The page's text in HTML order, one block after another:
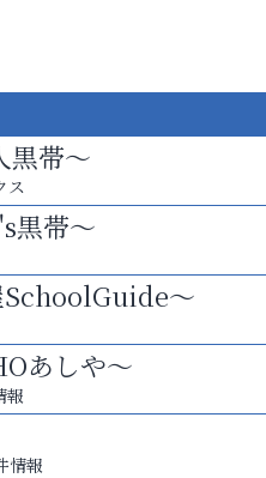
黒帯～
ス
黒帯～
SchoolGuide～
あしや～
報
情報